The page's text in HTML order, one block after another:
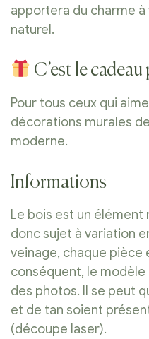
apportera du charme
naturel.
C’est le
Pour tous ceux qui
décorations murales
moderne.
Informations
Le bois est un
donc sujet à variation
veinage, chaque pièce
conséquent, le
des photos. Il se peut
et de tan soient
(découpe laser).